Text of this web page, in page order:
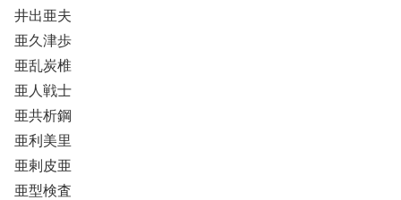
井出亜夫
亜久津歩
亜乱炭椎
亜人戦士
亜共析鋼
亜利美里
亜剌皮亜
亜型検査